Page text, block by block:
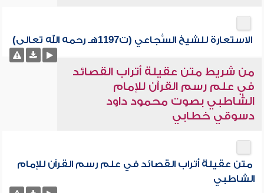
الاستعارة للشيخ السُّجاعي (ت1197هـ رحمه الله تعالى)
من شريط متن عقيلة أتراب القصائد
في علم رسم القرآن للإمام
الشاطبي بصوت محمود داود
دسوقي خطابي
متن عقيلة أتراب القصائد في علم رسم القرآن للإمام
الشاطبي